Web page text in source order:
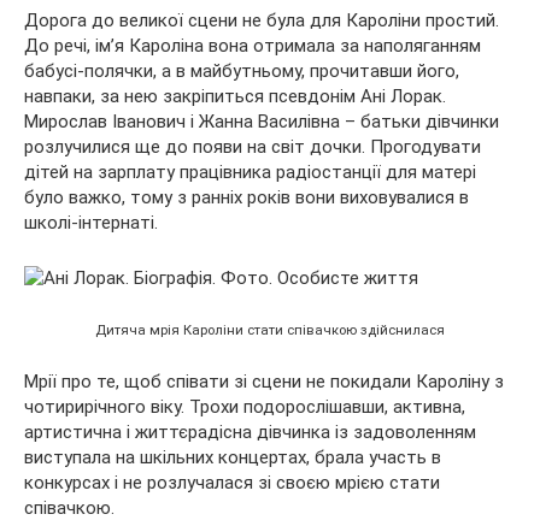
Дорога до великої сцени не була для Кароліни простий.
До речі, ім’я Кароліна вона отримала за наполяганням
бабусі-полячки, а в майбутньому, прочитавши його,
навпаки, за нею закріпиться псевдонім Ані Лорак.
Мирослав Іванович і Жанна Василівна – батьки дівчинки
розлучилися ще до появи на світ дочки. Прогодувати
дітей на зарплату працівника радіостанції для матері
було важко, тому з ранніх років вони виховувалися в
школі-інтернаті.
Дитяча мрія Кароліни стати співачкою здійснилася
Мрії про те, щоб співати зі сцени не покидали Кароліну з
чотирирічного віку. Трохи подорослішавши, активна,
артистична і життєрадісна дівчинка із задоволенням
виступала на шкільних концертах, брала участь в
конкурсах і не розлучалася зі своєю мрією стати
співачкою.